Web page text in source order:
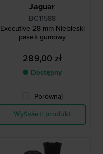
Jaguar
BC11588
Executive 28 mm Niebieski
pasek gumowy
289,00 zł
● Dostępny
Porównaj
Wyświetl produkt